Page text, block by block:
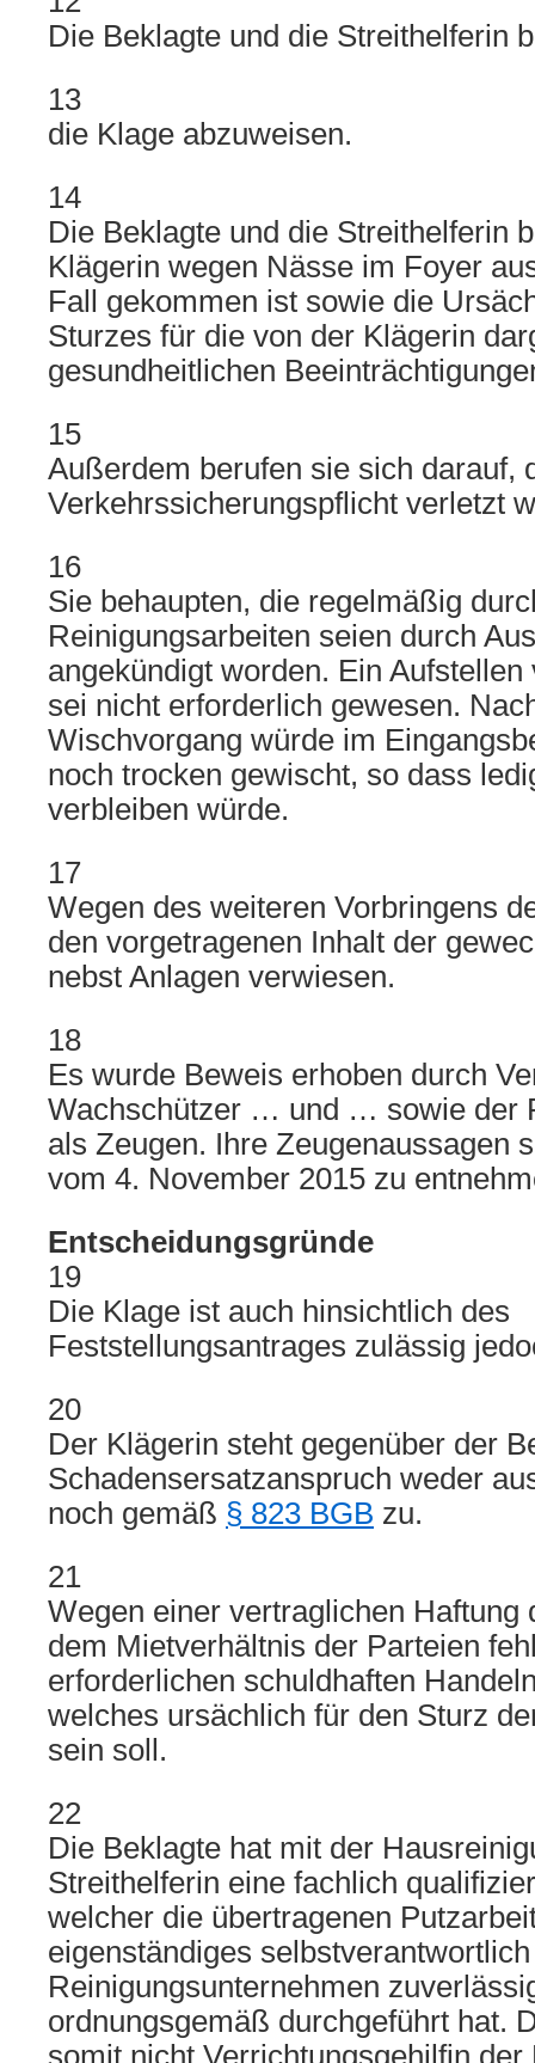
Die Beklagte und die Streithelferin
13
die Klage abzuweisen.
14
Die Beklagte und die Streithelferin
Klägerin wegen Nässe im Foyer
Fall gekommen ist sowie die
Sturzes für die von der Klägerin
gesundheitlichen
15
Außerdem berufen sie sich darauf,
Verkehrssicherungspflicht verletzt
16
Sie behaupten, die regelmäßig
Reinigungsarbeiten seien durch
angekündigt worden. Ein
sei nicht erforderlich gewesen.
Wischvorgang würde im
noch trocken gewischt, so dass
verbleiben würde.
17
Wegen des weiteren Vorbringens
den vorgetragenen Inhalt der
nebst Anlagen verwiesen.
18
Es wurde Beweis erhoben durch
Wachschützer … und … sowie der
als Zeugen. Ihre Zeugenaussagen
vom 4. November 2015 zu
Entscheidungsgründe
19
Die Klage ist auch hinsichtlich des
Feststellungsantrages zulässig
20
Der Klägerin steht gegenüber der
Schadensersatzanspruch weder
noch gemäß § 823 BGB zu.
21
Wegen einer vertraglichen Haftung
dem Mietverhältnis der Parteien
erforderlichen schuldhaften
welches ursächlich für den Sturz
sein soll.
22
Die Beklagte hat mit der
Streithelferin eine fachlich
welcher die übertragenen
eigenständiges
Reinigungsunternehmen
ordnungsgemäß durchgeführt hat.
somit nicht Verrichtungsgehilfin